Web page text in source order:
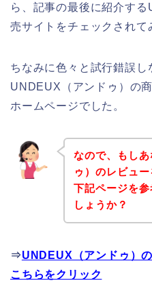
ら、記事の最後に紹介す
売サイトをチェックされて
ちなみに色々と試行錯誤
UNDEUX（アンドゥ）の
ホームページでした。
なので、もし
ゥ）のレビュ
下記ページを
しょうか？
⇒UNDEUX（アンドゥ）
こちらをクリック